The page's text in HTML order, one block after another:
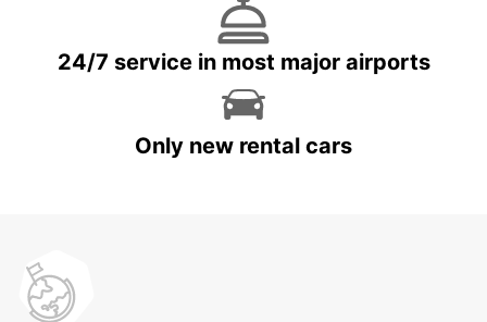
24/7 service in most major airports
Only new rental cars